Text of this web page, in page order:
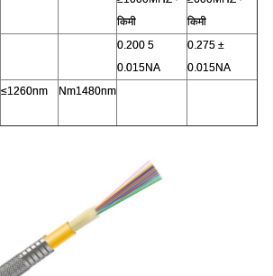
किमी
किमी
0.200 5
0.015NA
0.275 ±
0.015NA
≤1260nm Nm1480nm